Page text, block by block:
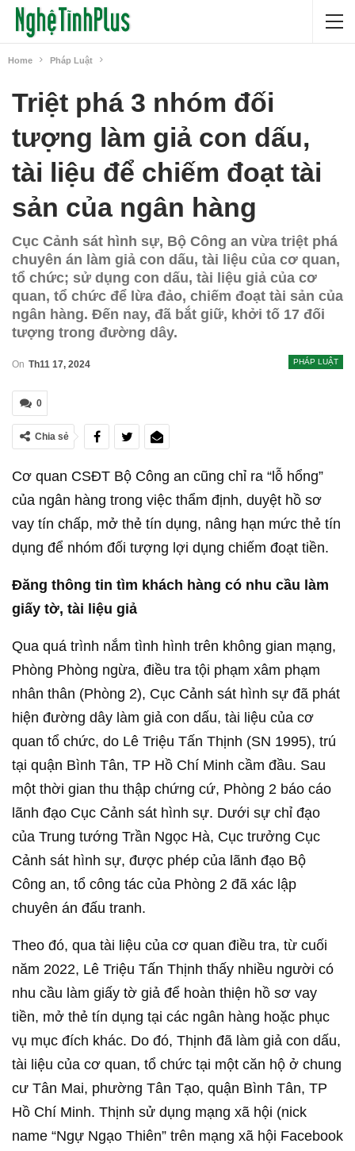
Home Pháp Luật
Triệt phá 3 nhóm đối
tượng làm giả con dấu,
tài liệu để chiếm đoạt tài
sản của ngân hàng
Cục Cảnh sát hình sự, Bộ Công an vừa triệt phá
chuyên án làm giả con dấu, tài liệu của cơ quan,
tổ chức; sử dụng con dấu, tài liệu giả của cơ
quan, tổ chức để lừa đảo, chiếm đoạt tài sản của
ngân hàng. Đến nay, đã bắt giữ, khởi tố 17 đối
tượng trong đường dây.
PHÁP LUẬT
On Th11 17, 2024
0
Chia sẻ
Cơ quan CSĐT Bộ Công an cũng chỉ ra “lỗ hổng”
của ngân hàng trong việc thẩm định, duyệt hồ sơ
vay tín chấp, mở thẻ tín dụng, nâng hạn mức thẻ tín
dụng để nhóm đối tượng lợi dụng chiếm đoạt tiền.
Đăng thông tin tìm khách hàng có nhu cầu làm
giấy tờ, tài liệu giả
Qua quá trình nắm tình hình trên không gian mạng,
Phòng Phòng ngừa, điều tra tội phạm xâm phạm
nhân thân (Phòng 2), Cục Cảnh sát hình sự đã phát
hiện đường dây làm giả con dấu, tài liệu của cơ
quan tổ chức, do Lê Triệu Tấn Thịnh (SN 1995), trú
tại quận Bình Tân, TP Hồ Chí Minh cầm đầu. Sau
một thời gian thu thập chứng cứ, Phòng 2 báo cáo
lãnh đạo Cục Cảnh sát hình sự. Dưới sự chỉ đạo
của Trung tướng Trần Ngọc Hà, Cục trưởng Cục
Cảnh sát hình sự, được phép của lãnh đạo Bộ
Công an, tổ công tác của Phòng 2 đã xác lập
chuyên án đấu tranh.
Theo đó, qua tài liệu của cơ quan điều tra, từ cuối
năm 2022, Lê Triệu Tấn Thịnh thấy nhiều người có
nhu cầu làm giấy tờ giả để hoàn thiện hồ sơ vay
tiền, mở thẻ tín dụng tại các ngân hàng hoặc phục
vụ mục đích khác. Do đó, Thịnh đã làm giả con dấu,
tài liệu của cơ quan, tổ chức tại một căn hộ ở chung
cư Tân Mai, phường Tân Tạo, quận Bình Tân, TP
Hồ Chí Minh. Thịnh sử dụng mạng xã hội (nick
name “Ngự Ngạo Thiên” trên mạng xã hội Facebook